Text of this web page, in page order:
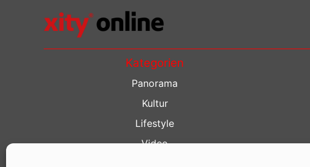
Kategorien
Panorama
Kultur
Lifestyle
Video